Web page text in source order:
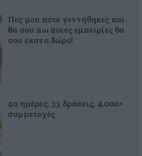
Πες μου πότε γεννήθηκες και
θα σου πω ποιες εμπειρίες θα
σου έκανα δώρο!
40 ημέρες, 33 δράσεις, 4.000+
συμμετοχές